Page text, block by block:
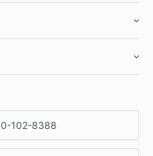
102-8388